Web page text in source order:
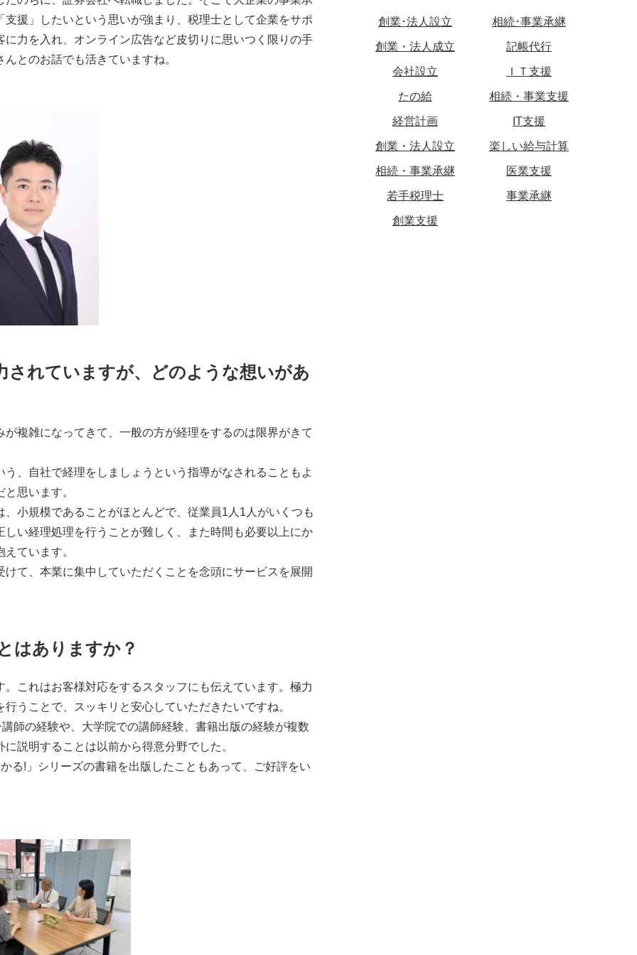
援」したいという思いが強まり、税理士として企業をサポ
力を入れ、オンライン広告など皮切りに思いつく限りの手
とのお話でも活きていますね。
されていますが、どのような想いがあ
複雑になってきて、一般の方が経理をするのは限界がきて
、自社で経理をしましょうという指導がなされることもよ
思います。
小規模であることがほとんどで、従業員1 人 1 人がいくつも
い経理処理を行うことが難しく、また時間も必要以上にか
ています。
て、本業に集中していただくことを念頭にサービスを展開
はありますか？
これはお客様対応をするスタッフにも伝えています。極力
うことで、スッキリと安心していただきたいですね。
師の経験や、大学院での講師経験、書籍出版の経験が複数
説明することは以前から得意分野でした。
る! 」シリーズの書籍を出版したこともあって、ご好評をい
創業･法人設立 相続･事業承継
創業・法人成立 記帳代行
会社設立 ＩＴ支援
たの給 相続・事業支援
経営計画 IT支援
創業・法人設立 楽しい給与計算
相続・事業承継 医業支援
若手税理士 事業承継
創業支援